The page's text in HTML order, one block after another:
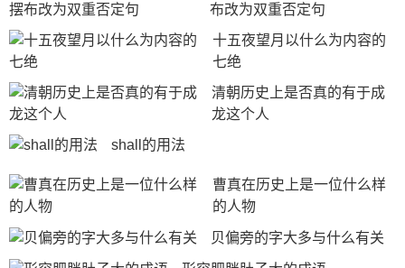
布改为双重否定句
十五夜望月以什么为内容的
七绝
清朝历史上是否真的有于成
龙这个人
shall的用法
曹真在历史上是一位什么样
的人物
贝偏旁的字大多与什么有关